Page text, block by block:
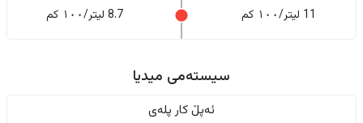
11 لیتر/١٠٠ کم 8.7 لیتر/١٠٠ کم
سیستەمی میدیا
ئەپڵ کار پلەی